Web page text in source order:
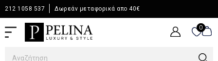
212 1058 537 Δωρεάν μεταφορικά απο 40€
0
0